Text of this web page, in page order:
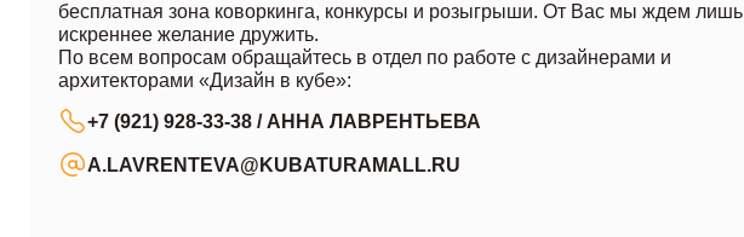
бесплатная зона коворкинга, конкурсы и розыгрыши. От Вас мы ждем лишь
искреннее желание дружить.
По всем вопросам обращайтесь в отдел по работе с дизайнерами и
архитекторами «Дизайн в кубе»:
+7 (921) 928-33-38 / АННА ЛАВРЕНТЬЕВА
A.LAVRENTEVA@KUBATURAMALL.RU